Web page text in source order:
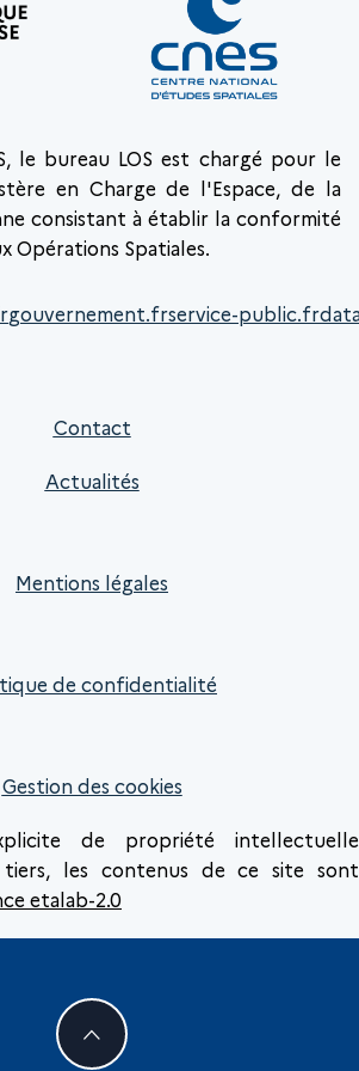
le bureau LOS est chargé pour le
en Charge de l'Espace, de la
consistant à établir la conformité
Opérations Spatiales.
gouvernement.frservice-public.fr
Contact
Actualités
Mentions légales
de confidentialité
Gestion des cookies
de propriété intellectuelle
les contenus de ce site sont
etalab-2.0